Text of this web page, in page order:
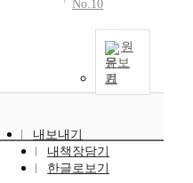
No.10
원
문보
기
내보내기
내책장담기
한글로보기